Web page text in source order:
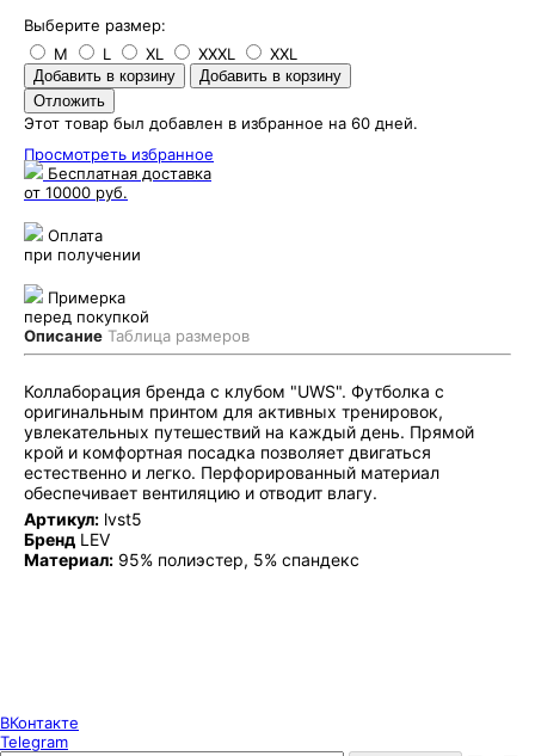
Выберите размер:
M
L XL XXXL XXL
Этот товар был добавлен в избранное на 60 дней.
Просмотреть избранное
Бесплатная доставка
от 10000 руб.
Оплата
при получении
Примерка
перед покупкой
Описание Таблица размеров
Коллаборация бренда с клубом "UWS". Футболка с
оригинальным принтом для активных тренировок,
увлекательных путешествий на каждый день. Прямой
крой и комфортная посадка позволяет двигаться
естественно и легко. Перфорированный материал
обеспечивает вентиляцию и отводит влагу.
Артикул: lvst5
Бренд LEV
Материал: 95% полиэстер, 5% спандекс
ВКонтакте
Telegram